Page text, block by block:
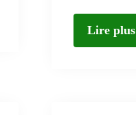
Lire plus